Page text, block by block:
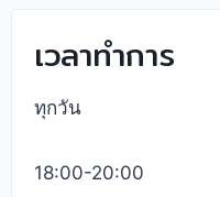
เวลาทำการ
ทุกวัน
18:00-20:00